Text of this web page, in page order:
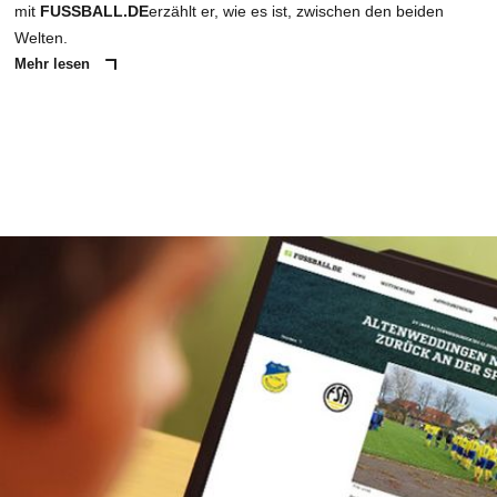
mit FUSSBALL.DEerzählt er, wie es ist, zwischen den beiden
Welten.
Mehr lesen